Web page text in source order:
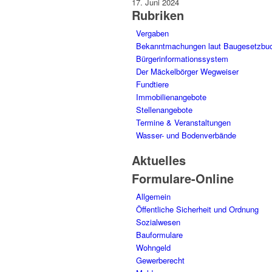
Rubriken
Vergaben
Bekanntmachungen laut
Bürgerinformationssystem
Der Mäckelbörger Wegweiser
Fundtiere
Immobilienangebote
Stellenangebote
Termine & Veranstaltungen
Wasser- und Bodenverbände
Aktuelles
Formulare-Online
Allgemein
Öffentliche Sicherheit und Ordnung
Sozialwesen
Bauformulare
Wohngeld
Gewerberecht